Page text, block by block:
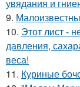
увядания и
9.
10. Этот лист -
давления,
веса!
11. Куриные